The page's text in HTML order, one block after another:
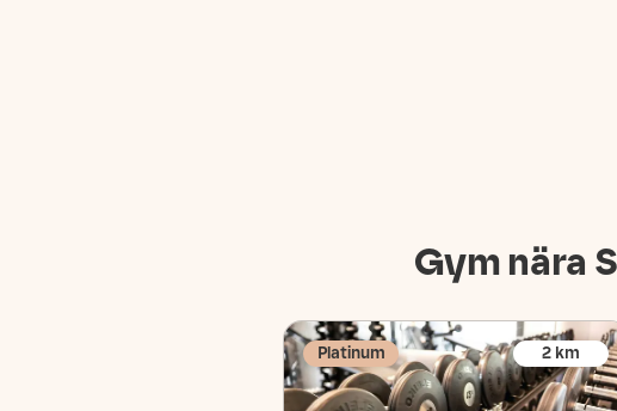
Gym nära
Platinum 2 km